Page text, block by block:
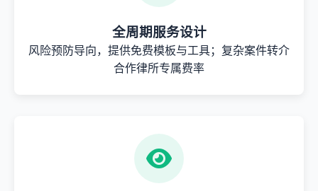
全周期服务设计
风险预防导向，提供免费模板与工具；复杂案件转介
合作律所专属费率